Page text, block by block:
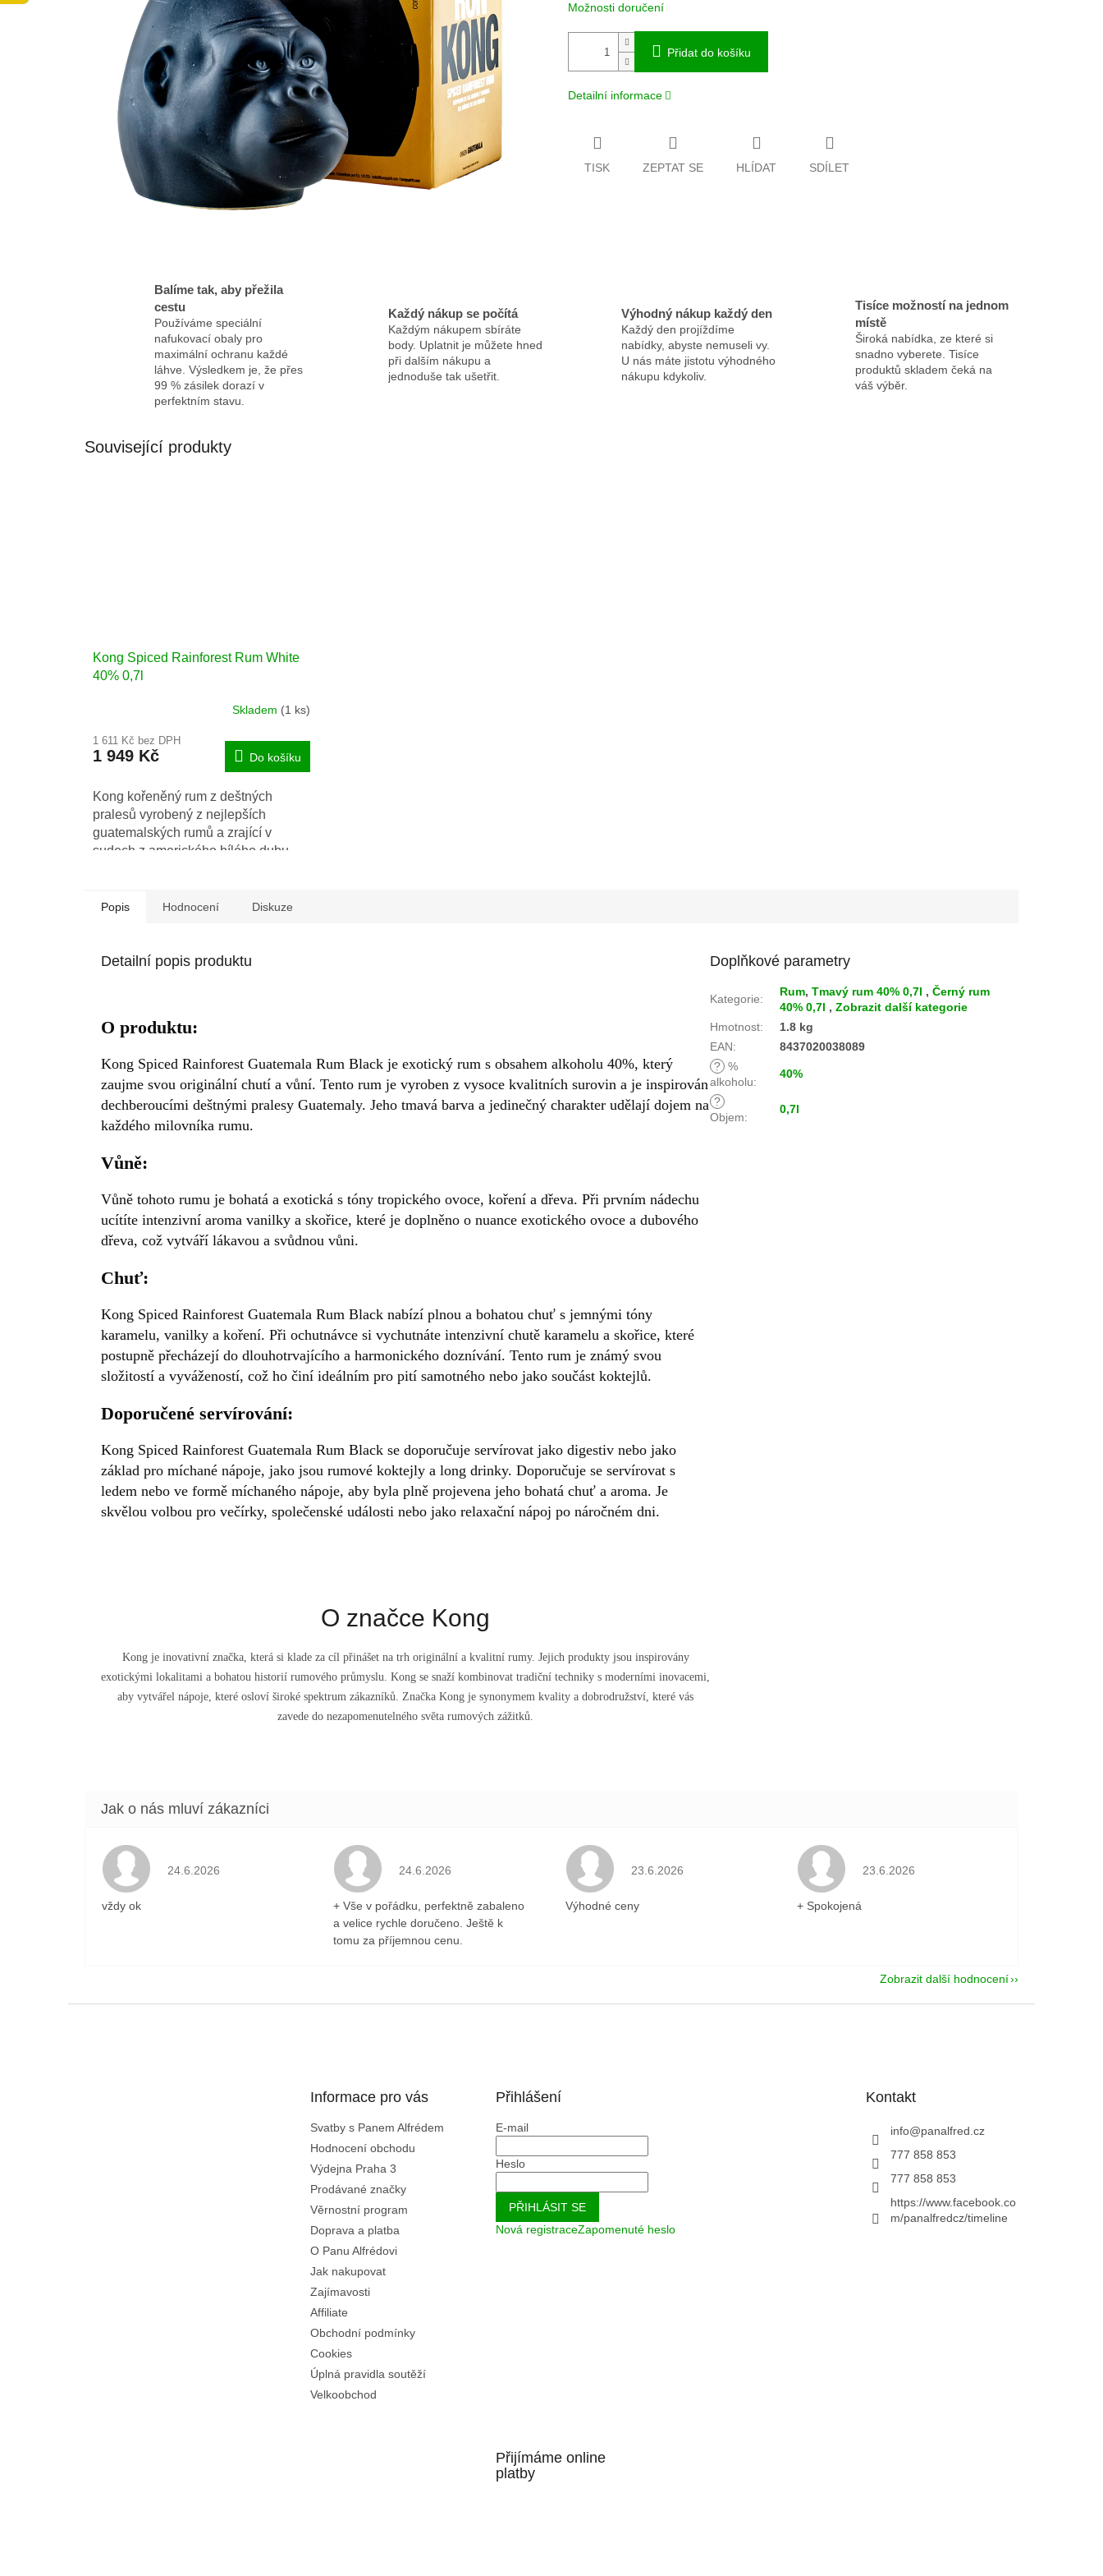
Možnosti doručení
Přidat do košíku
Detailní informace
TISK ZEPTAT SE HLÍDAT SDÍLET
Balíme tak, aby přežila
cestu
Používáme speciální
nafukovací obaly pro
maximální ochranu každé
láhve. Výsledkem je, že přes
99 % zásilek dorazí v
perfektním stavu.
Každý nákup se počítá
Každým nákupem sbíráte
body. Uplatnit je můžete hned
při dalším nákupu a
jednoduše tak ušetřit.
Výhodný nákup každý den
Každý den projíždíme
nabídky, abyste nemuseli vy.
U nás máte jistotu výhodného
nákupu kdykoliv.
Tisíce možností na jednom
místě
Široká nabídka, ze které si
snadno vyberete. Tisíce
produktů skladem čeká na
váš výběr.
Související produkty
Kong Spiced Rainforest Rum White
40% 0,7l
Skladem (1 ks)
1 611 Kč bez DPH
1 949 Kč Do košíku
Kong kořeněný rum z deštných
pralesů vyrobený z nejlepších
guatemalských rumů a zrající v
sudech z amerického bílého dubu.
Popis Hodnocení Diskuze
Detailní popis produktu
O produktu:
Kong Spiced Rainforest Guatemala Rum Black je exotický rum s obsahem alkoholu 40%, který
zaujme svou originální chutí a vůní. Tento rum je vyroben z vysoce kvalitních surovin a je inspirován
dechberoucími deštnými pralesy Guatemaly. Jeho tmavá barva a jedinečný charakter udělají dojem na
každého milovníka rumu.
Vůně:
Vůně tohoto rumu je bohatá a exotická s tóny tropického ovoce, koření a dřeva. Při prvním nádechu
ucítíte intenzivní aroma vanilky a skořice, které je doplněno o nuance exotického ovoce a dubového
dřeva, což vytváří lákavou a svůdnou vůni.
Chuť:
Kong Spiced Rainforest Guatemala Rum Black nabízí plnou a bohatou chuť s jemnými tóny
karamelu, vanilky a koření. Při ochutnávce si vychutnáte intenzivní chutě karamelu a skořice, které
postupně přecházejí do dlouhotrvajícího a harmonického doznívání. Tento rum je známý svou
složitostí a vyvážeností, což ho činí ideálním pro pití samotného nebo jako součást koktejlů.
Doporučené servírování:
Kong Spiced Rainforest Guatemala Rum Black se doporučuje servírovat jako digestiv nebo jako
základ pro míchané nápoje, jako jsou rumové koktejly a long drinky. Doporučuje se servírovat s
ledem nebo ve formě míchaného nápoje, aby byla plně projevena jeho bohatá chuť a aroma. Je
skvělou volbou pro večírky, společenské události nebo jako relaxační nápoj po náročném dni.
O značce Kong
Kong je inovativní značka, která si klade za cíl přinášet na trh originální a kvalitní rumy. Jejich produkty jsou inspirovány
exotickými lokalitami a bohatou historií rumového průmyslu. Kong se snaží kombinovat tradiční techniky s moderními inovacemi,
aby vytvářel nápoje, které osloví široké spektrum zákazníků. Značka Kong je synonymem kvality a dobrodružství, které vás
zavede do nezapomenutelného světa rumových zážitků.
Doplňkové parametry
Kategorie:
Rum,Tmavý rum 40% 0,7l ,Černý rum
40% 0,7l ,Zobrazit další kategorie
Hmotnost:
1.8 kg
EAN:
8437020038089
? %
alkoholu:
40%
?
Objem:
0,7l
Hodnocení obchodu je 5 z 5 hvězdiček.
24.6.2026
vždy ok
Hodnocení obchodu je 5 z 5 hvězdiček.
24.6.2026
+ Vše v pořádku, perfektně zabaleno
a velice rychle doručeno. Ještě k
tomu za příjemnou cenu.
Hodnocení obchodu je 5 z 5 hvězdiček.
23.6.2026
Výhodné ceny
Hodnocení obchodu je 5 z 5 hvězdiček.
23.6.2026
+ Spokojená
Zobrazit další hodnocení
Informace pro vás
Svatby s Panem Alfrédem
Hodnocení obchodu
Výdejna Praha 3
Prodávané značky
Věrnostní program
Doprava a platba
O Panu Alfrédovi
Jak nakupovat
Zajímavosti
Affiliate
Obchodní podmínky
Cookies
Úplná pravidla soutěží
Velkoobchod
Přihlášení
E-mail
Heslo
PŘIHLÁSIT SE
Nová registraceZapomenuté heslo
Kontakt
info@panalfred.cz
777 858 853
777 858 853
https://www.facebook.co
m/panalfredcz/timeline
Přijímáme online
platby